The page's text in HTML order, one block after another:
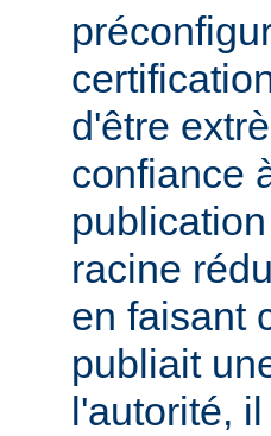
d'être
confiance
racine
en faisant
publiait
l'autorité,